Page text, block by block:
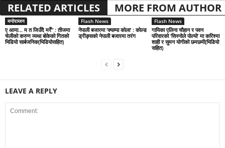
RELATED ARTICLES MORE FROM AUTHOR
मनोरञ्जन
ए आमा… म त जिउँदै मरेँ” : तीजमा
चेलीको करुण व्यथा बोकेको गितको
भिडियो सार्बजनिक(भिडियोसहित)
Flash News
नेपाली बजारमा ‘क्याम्पा कोला’ : कोल्ड
ड्रीङ्सको नेपाली बजारमा तरंग
Flash News
गायिका एलिना चौहान र पवन
परिवारको ‘सिस्नोले पोल्यो’ मा करिश्मा
शाही र सुमन योगीको छमछमी(भिडियो
सहित)
LEAVE A REPLY